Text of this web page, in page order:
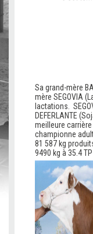
Sa grand-mère
mère SEGOVIA
lactations.
DEFERLANTE
meilleure
championne
81 587 kg
9490 kg à 35.4